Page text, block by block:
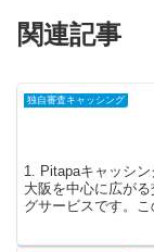
関連記事
独自審査キャッシング
1. Pitapaキャッシ
大阪を中心に広が
グサービスです。